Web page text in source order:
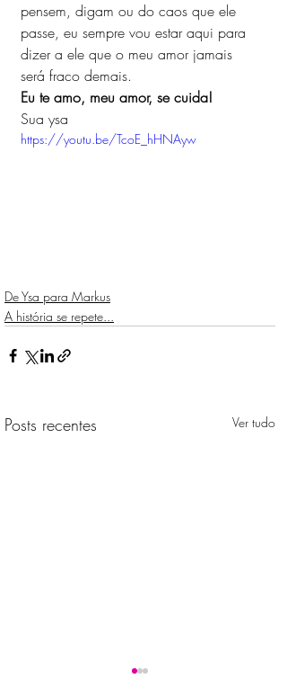
pensem, digam ou do caos que ele
passe, eu sempre vou estar aqui para
dizer a ele que o meu amor jamais
será fraco demais.
Eu te amo, meu amor, se cuida!
Sua ysa
https://youtu.be/TcoE_hHNAyw
De Ysa para Markus
A história se repete...
Posts recentes Ver tudo